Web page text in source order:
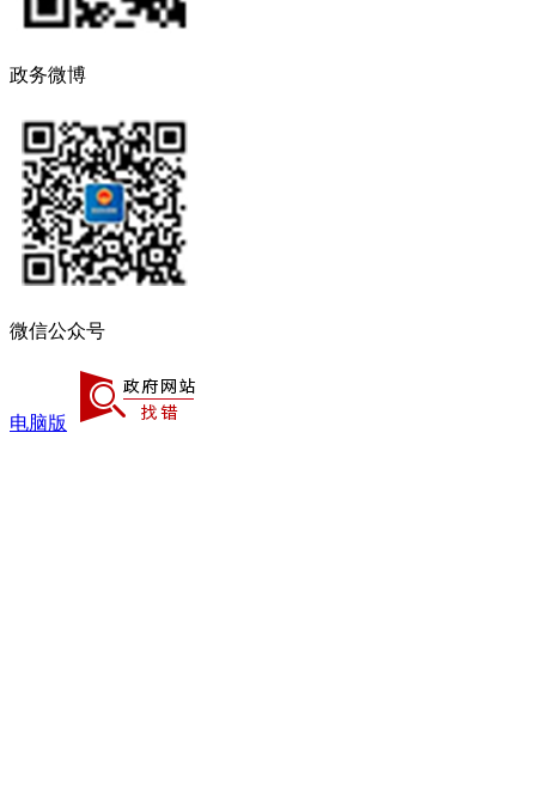
政务微博
微信公众号
电脑版